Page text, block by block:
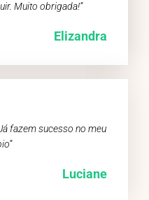
Muito obrigada!”
Elizandra
fazem sucesso no meu
Luciane